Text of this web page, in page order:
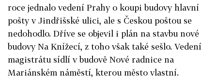
roce jednalo vedení Prahy o koupi budovy hlavní
pošty v Jindřišské ulici, ale s Českou poštou se
nedohodlo. Dříve se objevil i plán na stavbu nové
budovy Na Knížecí, z toho však také sešlo. Vedení
magistrátu sídlí v budově Nové radnice na
Mariánském náměstí, kterou město vlastní.